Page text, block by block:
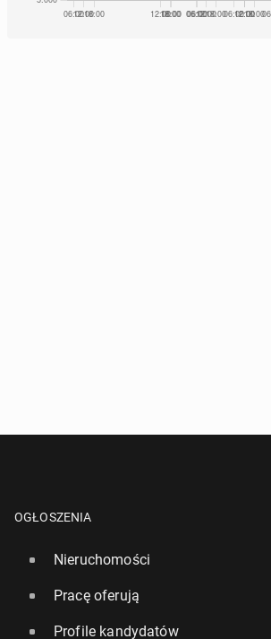
OGŁOSZENIA
Nieruchomości
Pracę oferują
Profile kandydatów